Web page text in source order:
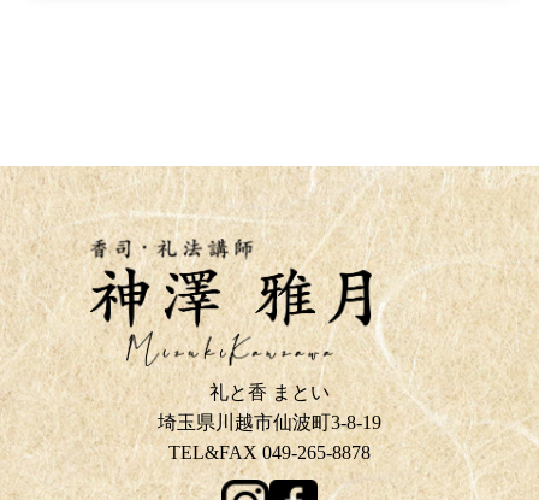
礼と香 まとい
埼玉県川越市仙波町3-8-19
TEL&FAX 049-265-8878